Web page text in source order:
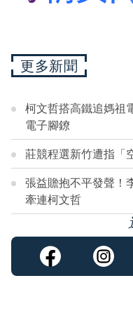
更多新聞
柯文哲搭高鐵追媽
電子腳鐐
莊競程選新竹遭指
張益贍抱不平發聲
牽連柯文哲